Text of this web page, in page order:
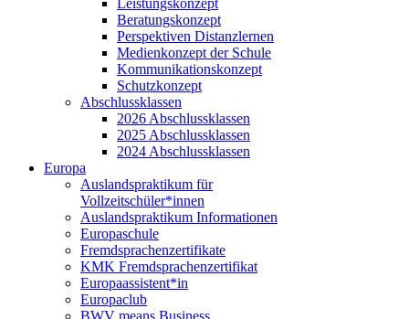
Leistungskonzept
Beratungskonzept
Perspektiven Distanzlernen
Medienkonzept der Schule
Kommunikationskonzept
Schutzkonzept
Abschlussklassen
2026 Abschlussklassen
2025 Abschlussklassen
2024 Abschlussklassen
Europa
Auslandspraktikum für
Vollzeitschüler*innen
Auslandspraktikum Informationen
Europaschule
Fremdsprachenzertifikate
KMK Fremdsprachenzertifikat
Europaassistent*in
Europaclub